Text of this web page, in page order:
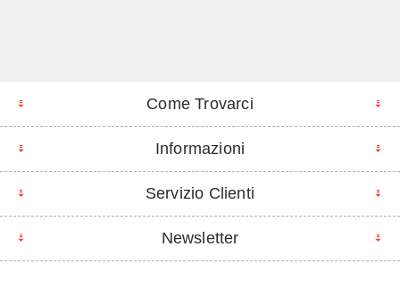
Come Trovarci
Informazioni
Servizio Clienti
Newsletter